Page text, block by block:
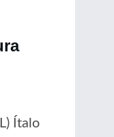
Ítalo